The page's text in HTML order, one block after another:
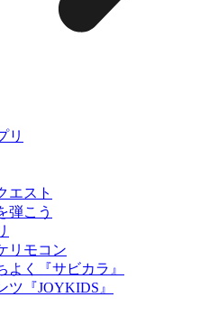
リ
エスト
弾こう
リモコン
よく『サビカラ』
ツ『JOYKIDS』